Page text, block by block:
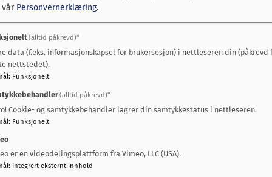
unge mellom 0-18 år, som har behov for bistand
og psykisk helse, familie- og
kosthold og levevaner, læringsmiljø og
eller psykososiale plagene oppleves
normal fungering.
gjennomfører vi en bred kartlegging med
ungdommen/familien og eventuelle andre
vår Personvernerklæring.
(alltid påkrevd)"
data (f.eks. informasjonskapsel for brukersesjon) i nettleseren din (påkrevd
nettstedet).
: Funksjonelt
(alltid påkrevd)"
Cookie- og samtykkebehandler lagrer din samtykkestatus i nettleseren.
: Funksjonelt
er en videodelingsplattform fra Vimeo, LLC (USA).
: Integrert eksternt innhold